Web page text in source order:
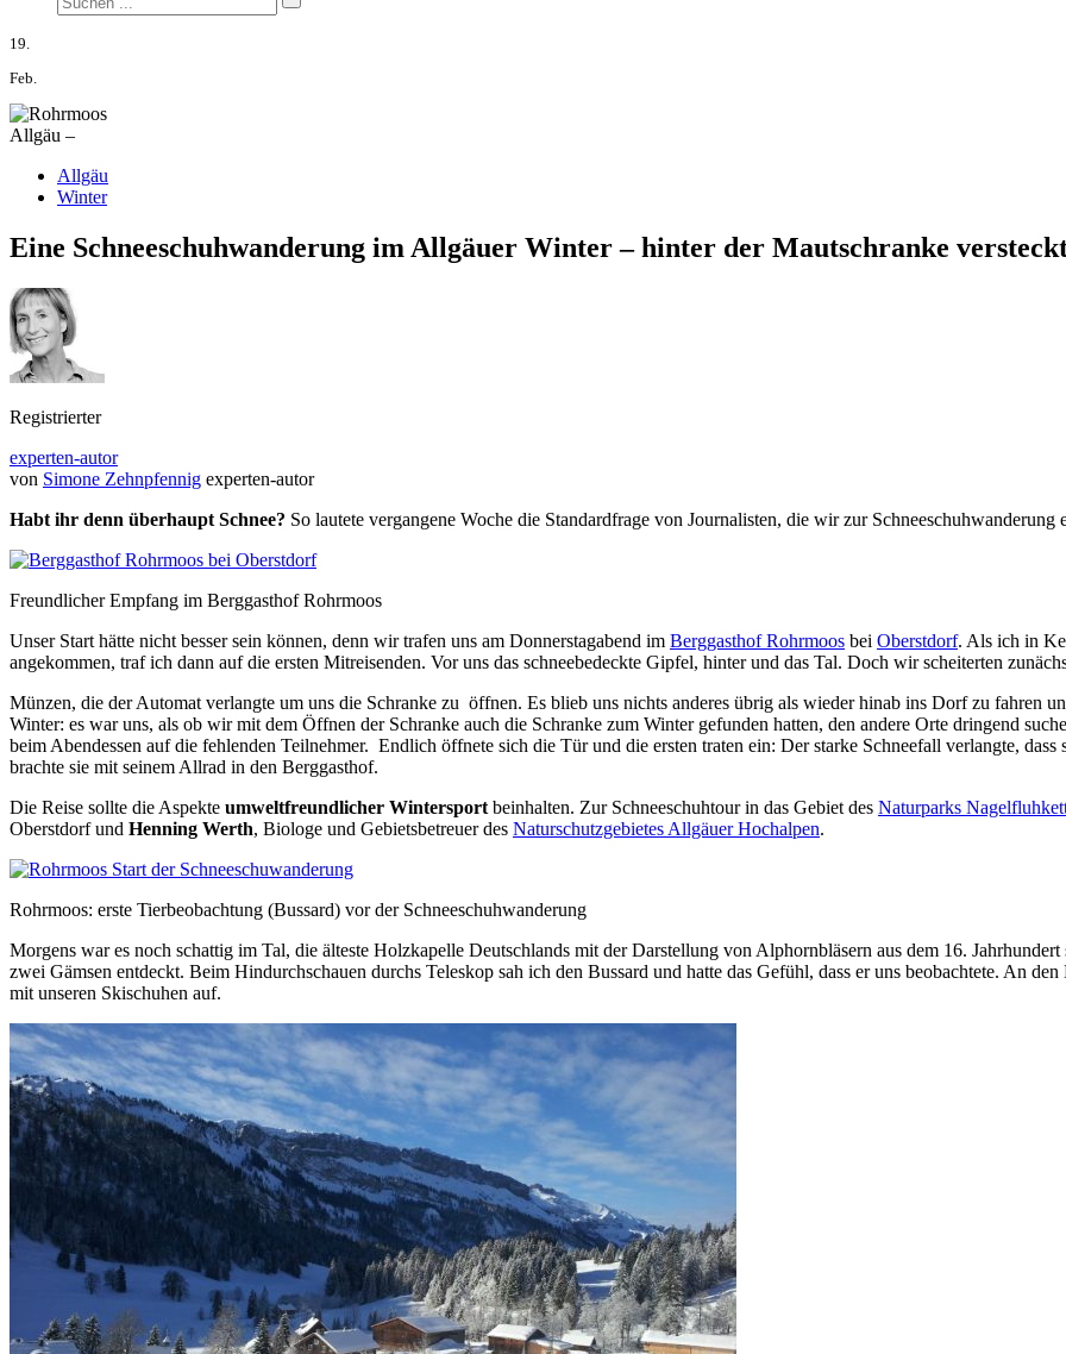
19.
Feb.
Allgäu –
Allgäu
Winter
Eine Schneeschuhwanderung im Allgäuer Winter – hinter der Mautschranke
Registrierter
experten-autor
von Simone Zehnpfennig experten-autor
Habt ihr denn überhaupt Schnee? So lautete vergangene Woche die Standardfrage von Journalisten, die wir zur
Freundlicher Empfang im Berggasthof Rohrmoos
Unser Start hätte nicht besser sein können, denn wir trafen uns am Donnerstagabend im Berggasthof Rohrmoos bei Oberstdorf. Als ich in
angekommen, traf ich dann auf die ersten Mitreisenden. Vor uns das schneebedeckte Gipfel, hinter und das Tal. Doch wir scheiterten
Münzen, die der Automat verlangte um uns die Schranke zu öffnen. Es blieb uns nichts anderes übrig als wieder hinab ins Dorf zu fahren
Winter: es war uns, als ob wir mit dem Öffnen der Schranke auch die Schranke zum Winter gefunden hatten, den andere Orte dringend
beim Abendessen auf die fehlenden Teilnehmer. Endlich öffnete sich die Tür und die ersten traten ein: Der starke Schneefall verlangte,
brachte sie mit seinem Allrad in den Berggasthof.
Die Reise sollte die Aspekte umweltfreundlicher Wintersport beinhalten. Zur Schneeschuhtour in das Gebiet des Naturparks
Oberstdorf und Henning Werth, Biologe und Gebietsbetreuer des Naturschutzgebietes Allgäuer Hochalpen.
Rohrmoos: erste Tierbeobachtung (Bussard) vor der Schneeschuhwanderung
Morgens war es noch schattig im Tal, die älteste Holzkapelle Deutschlands mit der Darstellung von Alphornbläsern aus dem 16.
zwei Gämsen entdeckt. Beim Hindurchschauen durchs Teleskop sah ich den Bussard und hatte das Gefühl, dass er uns beobachtete. An
mit unseren Skischuhen auf.